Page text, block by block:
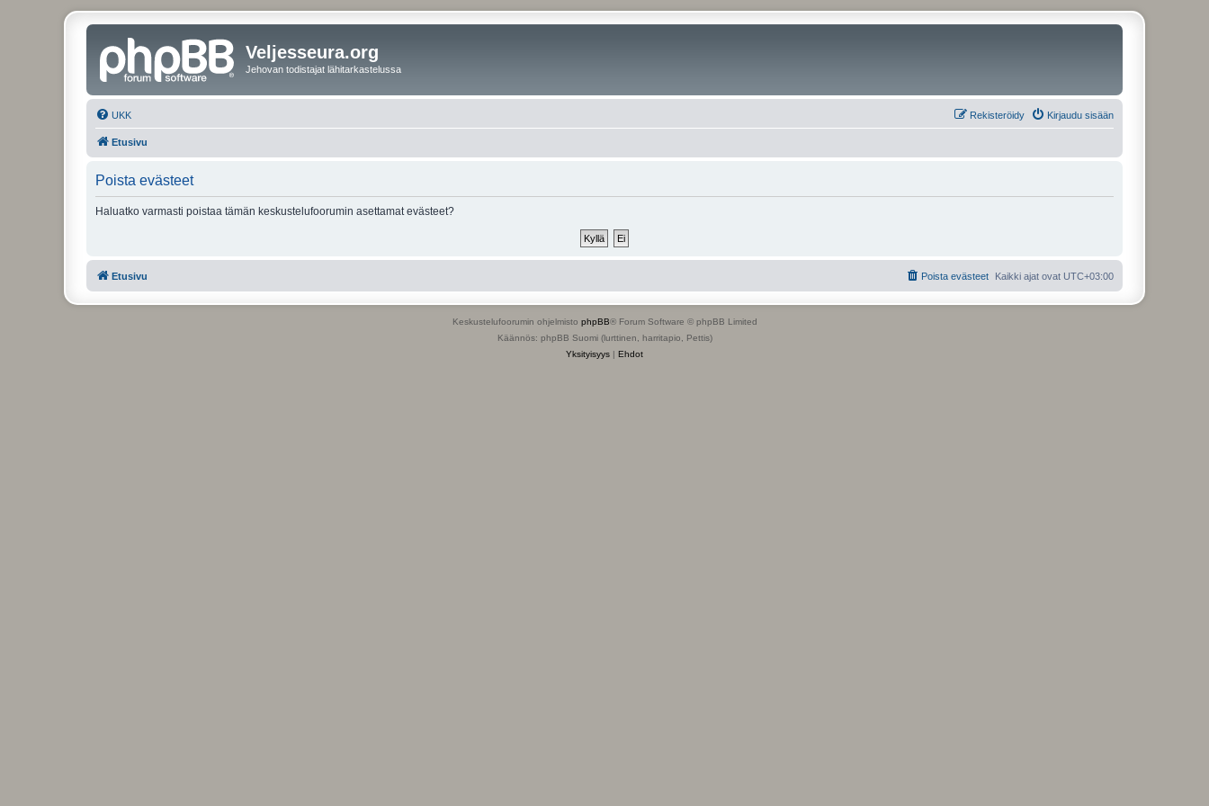
Veljesseura.org
Jehovan todistajat lähitarkastelussa
UKK Kirjaudu sisään
Rekisteröidy
Etusivu
Poista evästeet
Haluatko varmasti poistaa tämän keskustelufoorumin asettamat evästeet?
Etusivu Kaikki ajat ovat UTC+03:00
Poista evästeet
Keskustelufoorumin ohjelmisto phpBB® Forum Software © phpBB Limited
Käännös: phpBB Suomi (lurttinen, harritapio, Pettis)
Yksityisyys | Ehdot